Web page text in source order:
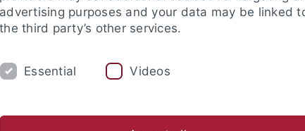
advertising purposes and your data may be linked
the third party’s other services.
Essential Videos